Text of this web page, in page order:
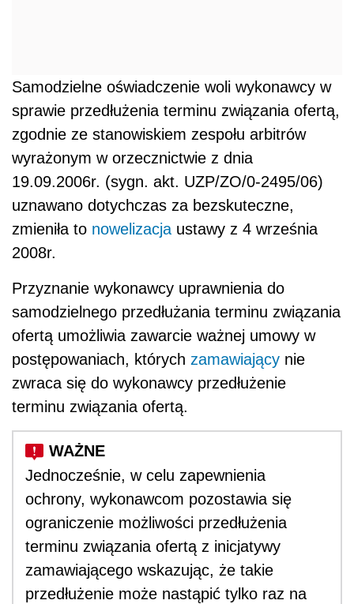
Samodzielne oświadczenie woli wykonawcy w
sprawie przedłużenia terminu związania ofertą,
zgodnie ze stanowiskiem zespołu arbitrów
wyrażonym w orzecznictwie z dnia
19.09.2006r. (sygn. akt. UZP/ZO/0-2495/06)
uznawano dotychczas za bezskuteczne,
zmieniła to nowelizacja ustawy z 4 września
2008r.
Przyznanie wykonawcy uprawnienia do
samodzielnego przedłużania terminu związania
ofertą umożliwia zawarcie ważnej umowy w
postępowaniach, których zamawiający nie
zwraca się do wykonawcy przedłużenie
terminu związania ofertą.
Jednocześnie, w celu zapewnienia
ochrony, wykonawcom pozostawia się
ograniczenie możliwości przedłużenia
terminu związania ofertą z inicjatywy
zamawiającego wskazując, że takie
przedłużenie może nastąpić tylko raz na